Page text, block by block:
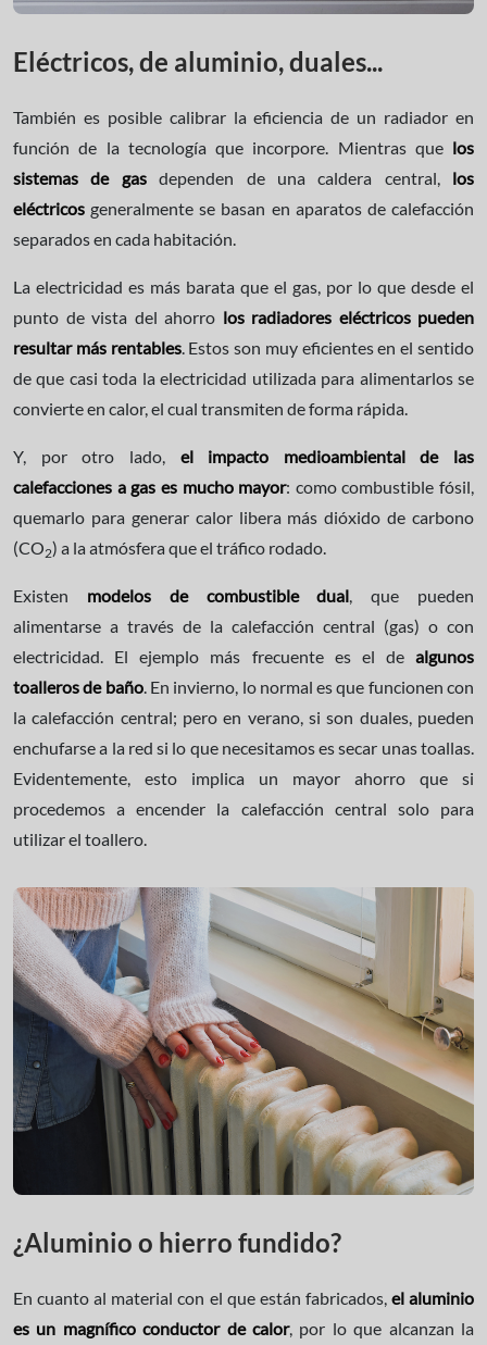
Eléctricos, de aluminio, duales...
También es posible calibrar la eficiencia de un radiador en
función de la tecnología que incorpore. Mientras que los
sistemas de gasdependen de una caldera central, los
eléctricos generalmente se basan en aparatos de calefacción
separados en cada habitación.
La electricidad es más barata que el gas, por lo que desde el
punto de vista del ahorro los radiadores eléctricos pueden
resultar más rentables. Estos son muy eficientes en el sentido
de que casi toda la electricidad utilizada para alimentarlos se
convierte en calor, el cual transmiten de forma rápida.
Y, por otro lado, el impacto medioambiental de las
calefacciones a gas es mucho mayor: como combustible fósil,
quemarlo para generar calor libera más dióxido de carbono
(CO2) a la atmósfera que el tráfico rodado.
Existen modelos de combustible dual, que pueden
alimentarse a través de la calefacción central (gas) o con
electricidad. El ejemplo más frecuente es el de algunos
toalleros de baño. En invierno, lo normal es que funcionen con
la calefacción central; pero en verano, si son duales, pueden
enchufarse a la red si lo que necesitamos es secar unas toallas.
Evidentemente, esto implica un mayor ahorro que si
procedemos a encender la calefacción central solo para
utilizar el toallero.
¿Aluminio o hierro fundido?
En cuanto al material con el que están fabricados, el aluminio
es un magnífico conductor de calor, por lo que alcanzan la